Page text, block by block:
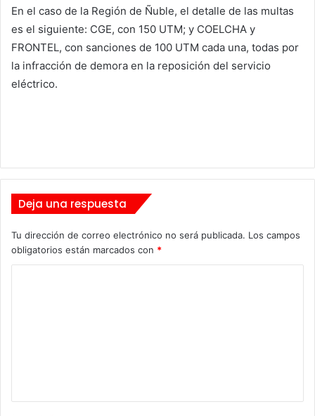
En el caso de la Región de Ñuble, el detalle de las multas
es el siguiente: CGE, con 150 UTM; y COELCHA y
FRONTEL, con sanciones de 100 UTM cada una, todas por
la infracción de demora en la reposición del servicio
eléctrico.
Deja una respuesta
Tu dirección de correo electrónico no será publicada. Los campos
obligatorios están marcados con *
a